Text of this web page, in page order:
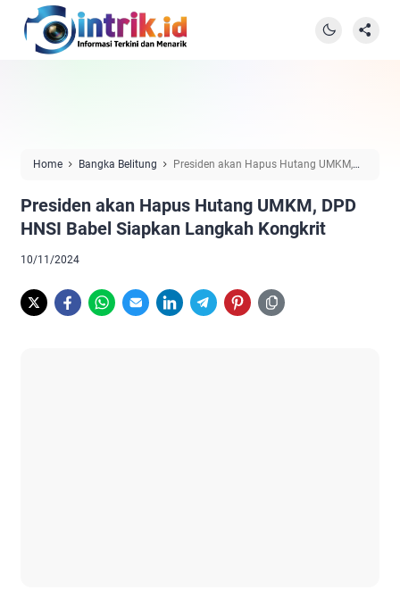
Home Bangka Belitung
Presiden akan Hapus Hutang UMKM,
Presiden akan Hapus Hutang UMKM, DPD
HNSI Babel Siapkan Langkah Kongkrit
10/11/2024